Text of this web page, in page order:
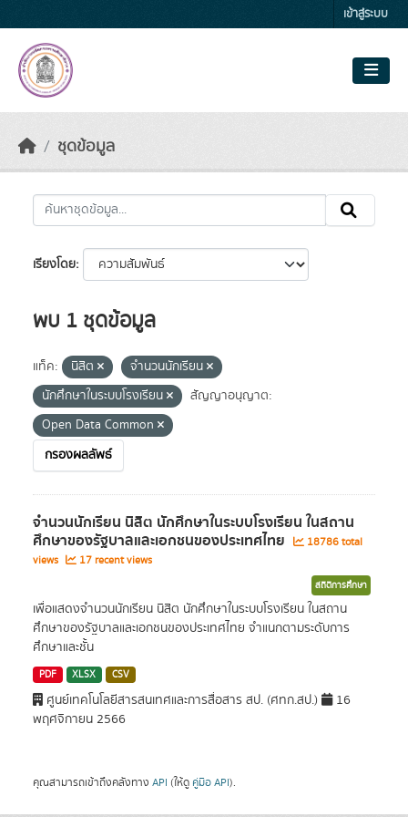
เข้าสู่ระบบ
ชุดข้อมูล
เรียงโดย
พบ 1 ชุดข้อมูล
แท็ค: นิสิต
จำนวนนักเรียน
นักศึกษาในระบบโรงเรียน
สัญญาอนุญาต:
Open Data Common
กรองผลลัพธ์
จำนวนนักเรียน นิสิต นักศึกษาในระบบโรงเรียน ในสถาน
ศึกษาของรัฐบาลและเอกชนของประเทศไทย
18786 total
views
17 recent views
สถิติการศึกษา
เพื่อแสดงจำนวนนักเรียน นิสิต นักศึกษาในระบบโรงเรียน ในสถาน
ศึกษาของรัฐบาลและเอกชนของประเทศไทย จำแนกตามระดับการ
ศึกษาและชั้น
PDF XLSX CSV
ศูนย์เทคโนโลยีสารสนเทศและการสื่อสาร สป. (ศทก.สป.)
16
พฤศจิกายน 2566
คุณสามารถเข้าถึงคลังทาง API (ให้ดู คู่มือ API).